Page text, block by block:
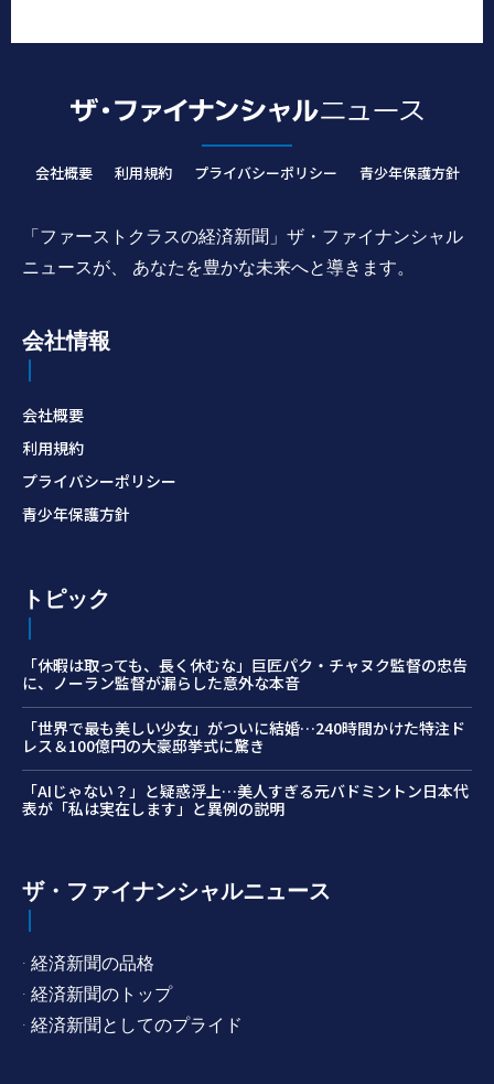
会社概要 利用規約 プライバシーポリシー 青少年保護方針
「ファーストクラスの経済新聞」ザ・ファイナンシャル
ニュースが、 あなたを豊かな未来へと導きます。
会社情報
会社概要
利用規約
プライバシーポリシー
青少年保護方針
トピック
「休暇は取っても、長く休むな」巨匠パク・チャヌク監督の忠告
に、ノーラン監督が漏らした意外な本音
「世界で最も美しい少女」がついに結婚…240時間かけた特注ド
レス＆100億円の大豪邸挙式に驚き
「AIじゃない？」と疑惑浮上…美人すぎる元バドミントン日本代
表が「私は実在します」と異例の説明
ザ・ファイナンシャルニュース
· 経済新聞の品格
· 経済新聞のトップ
· 経済新聞としてのプライド